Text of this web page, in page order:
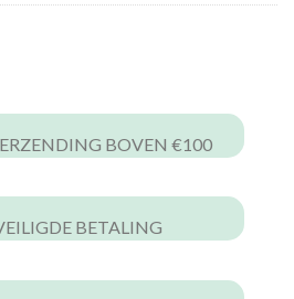
BOVEN €100
BETALING